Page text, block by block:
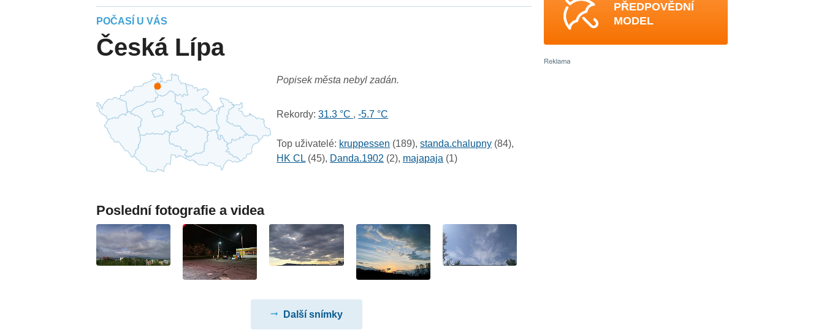
POČASÍ U VÁS
Česká Lípa
Popisek města nebyl zadán.
Rekordy: 31.3 °C ,-5.7 °C
Top uživatelé: kruppessen (189),standa.chalupny (84),
HK CL(45), Danda.1902 (2), majapaja (1)
Poslední fotografie a videa
Další snímky
PŘEDPOVĚDNÍ
MODEL